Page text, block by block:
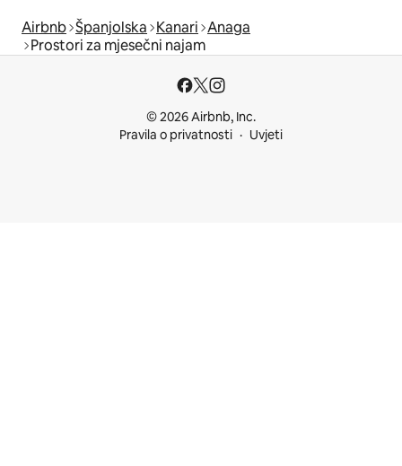
Airbnb Španjolska Kanari Anaga
Prostori za mjesečni najam
© 2026 Airbnb, Inc.
Pravila o privatnosti
Uvjeti